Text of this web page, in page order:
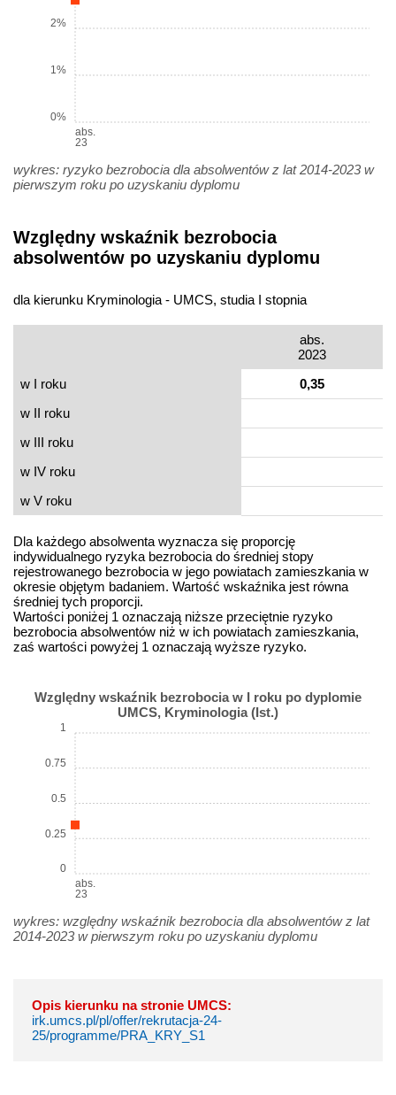
abs.
23
0%
1%
2%
wykres: ryzyko bezrobocia dla absolwentów z lat 2014-2023 w
pierwszym roku po uzyskaniu dyplomu
Względny wskaźnik bezrobocia
absolwentów po uzyskaniu dyplomu
dla kierunku Kryminologia - UMCS, studia I stopnia
abs.
2023
w I roku
0,35
w II roku
w III roku
w IV roku
w V roku
Dla każdego absolwenta wyznacza się proporcję
indywidualnego ryzyka bezrobocia do średniej stopy
rejestrowanego bezrobocia w jego powiatach zamieszkania w
okresie objętym badaniem. Wartość wskaźnika jest równa
średniej tych proporcji.
Wartości poniżej 1 oznaczają niższe przeciętnie ryzyko
bezrobocia absolwentów niż w ich powiatach zamieszkania,
zaś wartości powyżej 1 oznaczają wyższe ryzyko.
Względny wskaźnik bezrobocia w I roku po dyplomie
UMCS, Kryminologia (Ist.)
abs.
23
0
0.25
0.5
0.75
1
wykres: względny wskaźnik bezrobocia dla absolwentów z lat
2014-2023 w pierwszym roku po uzyskaniu dyplomu
Opis kierunku na stronie UMCS:
irk.umcs.pl/pl/offer/rekrutacja-24-
25/programme/PRA_KRY_S1